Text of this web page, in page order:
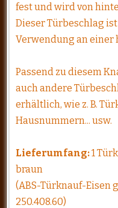
fest und wird von
Dieser Türbeschlag
Verwendung an einer
Passend zu diesem
auch andere
erhältlich, wie z. B.
Hausnummern... usw.
Lieferumfang:1
braun
(ABS-Türknauf-Eisen
250.408.60)